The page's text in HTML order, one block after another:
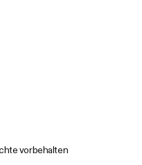
vorbehalten